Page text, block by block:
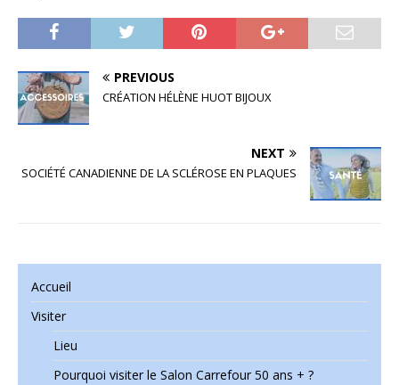
PREVIOUS
CRÉATION HÉLÈNE HUOT BIJOUX
NEXT
SOCIÉTÉ CANADIENNE DE LA SCLÉROSE EN PLAQUES
Accueil
Visiter
Lieu
Pourquoi visiter le Salon Carrefour 50 ans + ?